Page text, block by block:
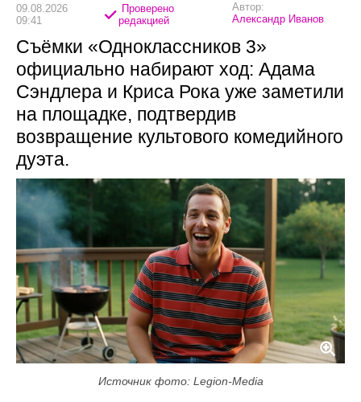
09.08.2026
09:41
Проверено
редакцией
Автор:
Александр Иванов
Съёмки «Одноклассников 3»
официально набирают ход: Адама
Сэндлера и Криса Рока уже заметили
на площадке, подтвердив
возвращение культового комедийного
дуэта.
Источник фото: Legion-Media